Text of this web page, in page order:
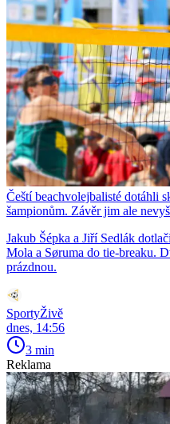
Čeští beachvolejbalisté dotáhli
šampionům. Závěr jim ale
Jakub Šépka a Jiří Sedlák
Mola a Søruma do tie-breaku.
prázdnou.
SportyŽivě
dnes, 14:56
3 min
Reklama